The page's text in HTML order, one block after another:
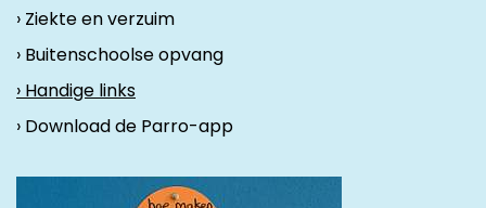
› Ziekte en verzuim
› Buitenschoolse opvang
› Handige links
› Download de Parro-app